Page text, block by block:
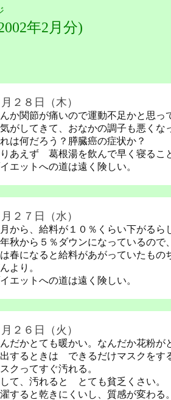
年2月分)
月２８日（木）
か関節が痛いので運動不足かと思っ
がしてきて、おなかの調子も悪くな
は何だろう？膵臓癌の症状か？
あえず 葛根湯を飲んで早く寝るこ
エットへの道は遠く険しい。
月２７日（水）
から、給料が１０％くらい下がるら
秋から５％ダウンになっているので
春になると給料があがっていたもの
より。
エットへの道は遠く険しい。
月２６日（火）
だかとても暖かい。なんだか花粉が
するときは できるだけマスクをす
クってすぐ汚れる。
て、汚れると とても貧乏くさい。
すると乾きにくいし、質感が変わる。